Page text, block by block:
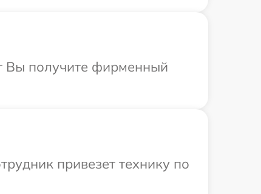
Вы получите фирменный
привезет технику по